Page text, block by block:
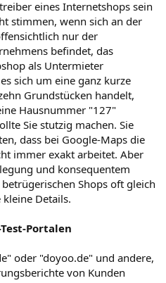
eines Internetshops sein
stimmen, wenn sich an der
nur der
befindet, das
als Untermieter
sich um eine ganz kurze
Grundstücken handelt,
Hausnummer "127"
Sie stutzig machen. Sie
dass bei Google-Maps die
immer exakt arbeitet. Aber
und konsequentem
Shops oft gleich
Details.
Portalen
oder "doyoo.de" und andere,
von Kunden